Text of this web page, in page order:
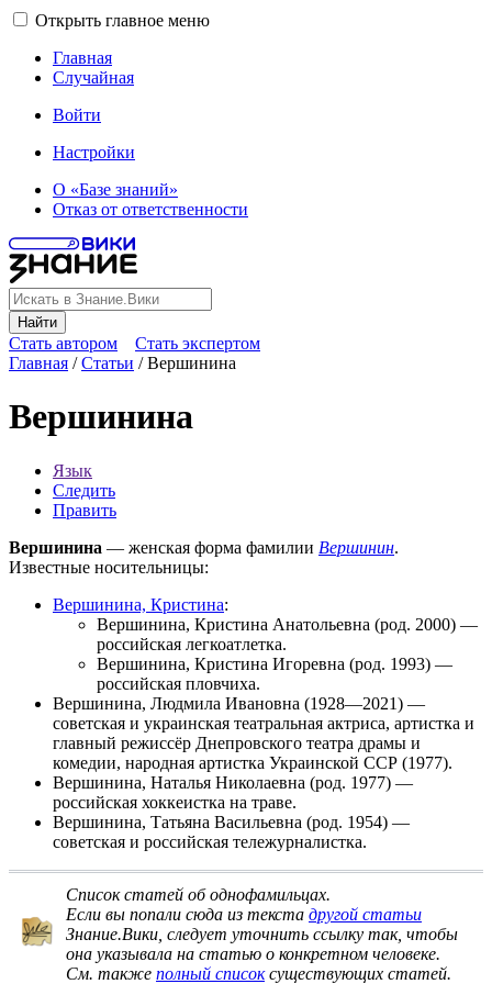
Открыть главное меню
Главная
Случайная
Войти
Настройки
О «Базе знаний»
Отказ от ответственности
Найти
Стать автором
Стать экспертом
Главная /Статьи /Вершинина
Вершинина
Язык
Следить
Править
Вершинина — женская форма фамилии Вершинин.
Известные носительницы:
Вершинина, Кристина:
Вершинина, Кристина Анатольевна (род. 2000) —
российская легкоатлетка.
Вершинина, Кристина Игоревна (род. 1993) —
российская пловчиха.
Вершинина, Людмила Ивановна (1928—2021) —
советская и украинская театральная актриса, артистка и
главный режиссёр Днепровского театра драмы и
комедии, народная артистка Украинской ССР (1977).
Вершинина, Наталья Николаевна (род. 1977) —
российская хоккеистка на траве.
Вершинина, Татьяна Васильевна (род. 1954) —
советская и российская тележурналистка.
Список статей об однофамильцах.
Если вы попали сюда из текста другой статьи
Знание.Вики, следует уточнить ссылку так, чтобы
она указывала на статью о конкретном человеке.
См. также полный списоксуществующих статей.